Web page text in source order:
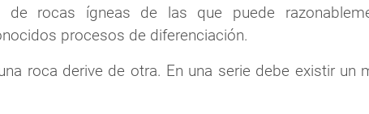
de rocas ígneas de las que puede
procesos de diferenciación.
roca derive de otra. En una serie debe existir